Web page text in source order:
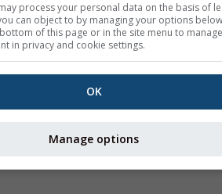
meteoTV
Zusätzliche
process your personal data on the basis of
can object to by managing your options
of this page or in the site menu to
in privacy and cookie settings.
OK
Manage options